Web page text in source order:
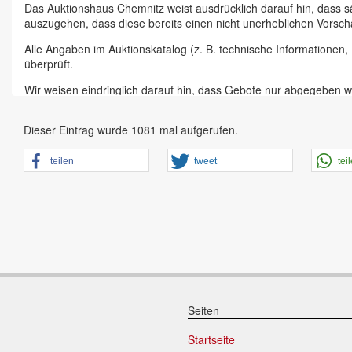
Das Auktionshaus Chemnitz weist ausdrücklich darauf hin, dass
auszugehen, dass diese bereits einen nicht unerheblichen
Alle Angaben im Auktionskatalog (z. B. technische
überprüft.
Wir weisen eindringlich darauf hin, dass Gebote nur abgegeben
Online Bieter, Bieter bei Vor-Ort-Versteigerungen direkt beim
Sämtliche Neueingänge werden sofort online gestellt. Sobald
vorheriger Anmeldung zu besichtigen.
Abgegebene Gebote in Form von Online-Vorgeboten gelten als
Schriftliche Gebote werden ab sofort nicht mehr angenommen,
Dieser Eintrag wurde 1081 mal aufgerufen.
teilen tweet
Seiten
Startseite